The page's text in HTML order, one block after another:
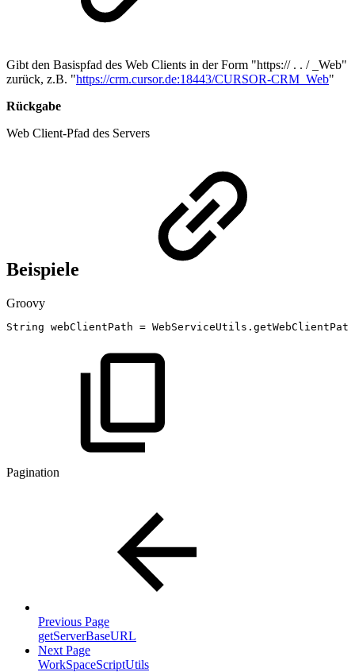
Gibt den Basispfad des Web Clients in der Form "https:// . . / _Web"
zurück, z.B. "https://crm.cursor.de:18443/CURSOR-CRM_Web"
Rückgabe
Web Client-Pfad des Servers
Beispiele
Groovy
String webClientPath = WebServiceUtils . getWebClientPath
Pagination
Previous Page
getServerBaseURL
Next Page
WorkSpaceScriptUtils